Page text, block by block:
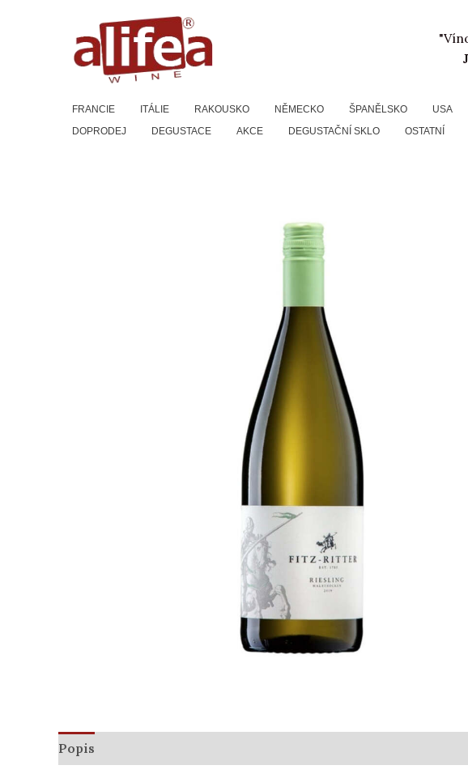
FRANCIE ITÁLIE RAKOUSKO NĚMECKO ŠPANĚLSKO USA
DOPRODEJ
DEGUSTACE AKCE DEGUSTAČNÍ SKLO OSTATNÍ
Popis